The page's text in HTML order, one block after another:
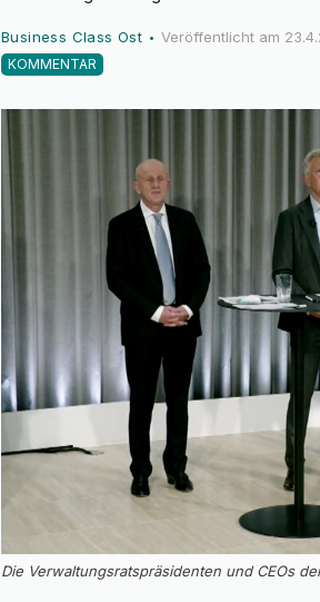
Business Class Ost •Veröffentlicht am
KOMMENTAR
Die Verwaltungsratspräsidenten und CEOs